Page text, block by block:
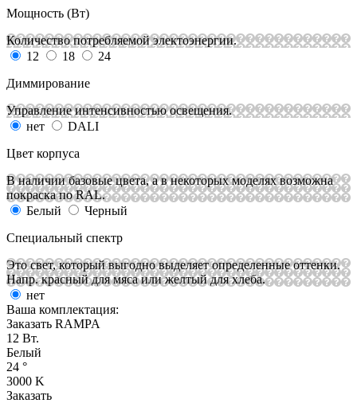
Мощность (Вт)
Количество потребляемой электоэнергии.
12
18
24
Диммирование
Управление интенсивностью освещения.
нет
DALI
Цвет корпуса
В наличии базовые цвета, а в некоторых моделях возможна
покраска по RAL.
Белый
Черный
Специальный спектр
Это свет, который выгодно выделяет определенные оттенки.
Напр. красный для мяса или желтый для хлеба.
нет
Ваша комплектация:
Заказать RAMPA
12 Вт.
Белый
24 °
3000 K
Заказать